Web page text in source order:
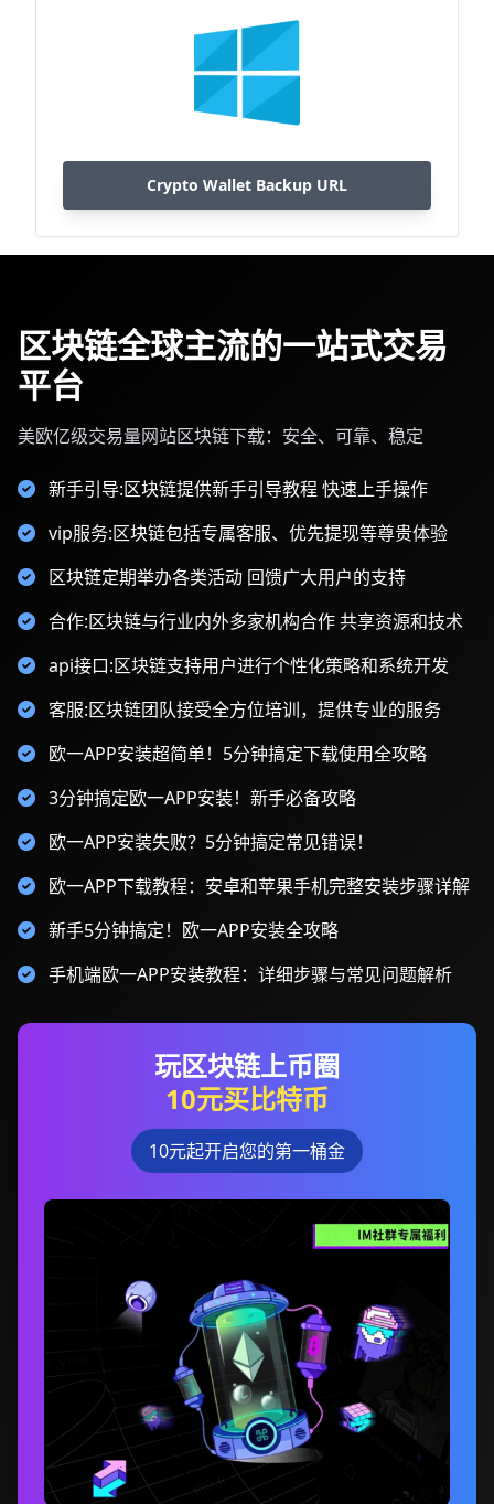
Crypto Wallet Backup URL
区块链全球主流的一站式交易
平台
美欧亿级交易量网站区块链下载：安全、可靠、稳定
新手引导:区块链提供新手引导教程 快速上手操作
vip服务:区块链包括专属客服、优先提现等尊贵体验
区块链定期举办各类活动 回馈广大用户的支持
合作:区块链与行业内外多家机构合作 共享资源和技术
api接口:区块链支持用户进行个性化策略和系统开发
客服:区块链团队接受全方位培训，提供专业的服务
欧一APP安装超简单！5分钟搞定下载使用全攻略
3分钟搞定欧一APP安装！新手必备攻略
欧一APP安装失败？5分钟搞定常见错误！
欧一APP下载教程：安卓和苹果手机完整安装步骤详解
新手5分钟搞定！欧一APP安装全攻略
手机端欧一APP安装教程：详细步骤与常见问题解析
玩区块链上币圈
10元买比特币
10元起开启您的第一桶金